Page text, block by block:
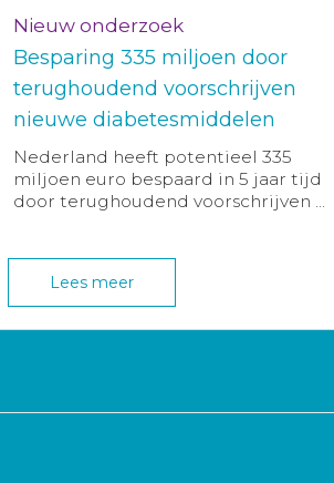
Nieuw onderzoek
Besparing 335 miljoen door
terughoudend voorschrijven
nieuwe diabetesmiddelen
Nederland heeft potentieel 335
miljoen euro bespaard in 5 jaar tijd
door terughoudend voorschrijven ...
Lees meer